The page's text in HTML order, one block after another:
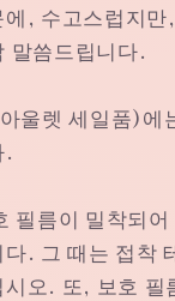
에, 수고스럽지
말씀드립니다.
울렛 세일품)에
.
필름이 밀착되
. 그 때는 접착
오. 또, 보호 필